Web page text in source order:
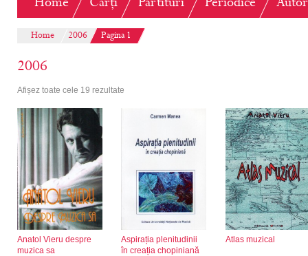
Home Cărți Partituri Periodice
Home 2006 Pagina 1
2006
Afișez toate cele 19 rezultate
Anatol Vieru despre
muzica sa
Aspirația plenitudinii
în creația chopiniană
Atlas muzical